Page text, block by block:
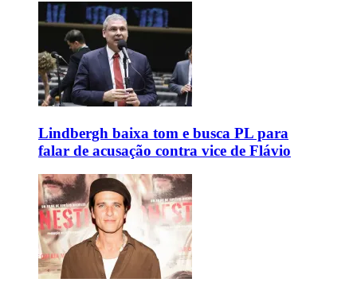
Lindbergh baixa tom e busca PL para
falar de acusação contra vice de Flávio